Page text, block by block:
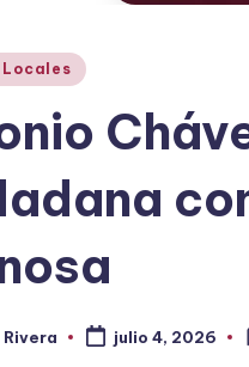
Rivera julio 4, 2026